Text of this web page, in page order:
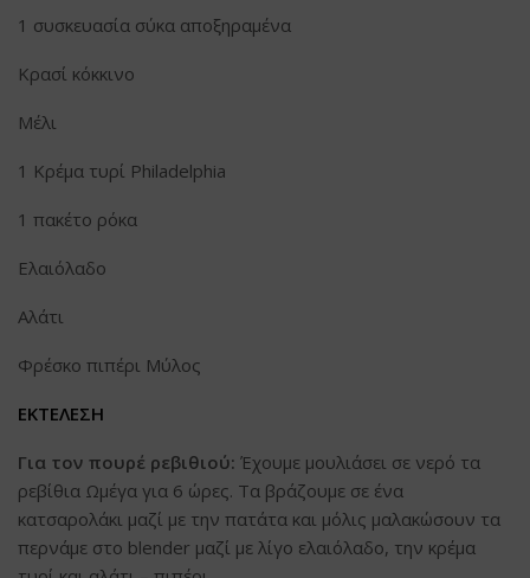
1 συσκευασία σύκα αποξηραμένα
Κρασί κόκκινο
Μέλι
1 Κρέμα τυρί Philadelphia
1 πακέτο ρόκα
Ελαιόλαδο
Αλάτι
Φρέσκο πιπέρι Μύλος
ΕΚΤΕΛΕΣΗ
Για τον πουρέ ρεβιθιού: Έχουμε μουλιάσει σε νερό τα
ρεβίθια Ωμέγα για 6 ώρες. Τα βράζουμε σε ένα
κατσαρολάκι μαζί με την πατάτα και μόλις μαλακώσουν τα
περνάμε στο blender μαζί με λίγο ελαιόλαδο, την κρέμα